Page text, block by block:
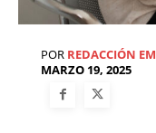
POR REDACCIÓN EM
MARZO 19, 2025